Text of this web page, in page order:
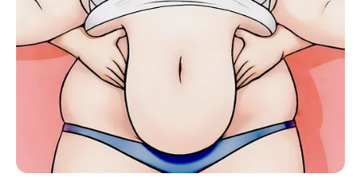
Arthrologist Begs To Stop Buying Knee Braces - Do
This Instead
FORGE BODY